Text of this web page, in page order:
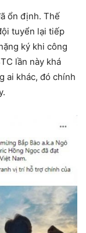
ổn định. Thế
tuyển lại tiếp
ký khi công
lần này khá
ai khác, đó chính